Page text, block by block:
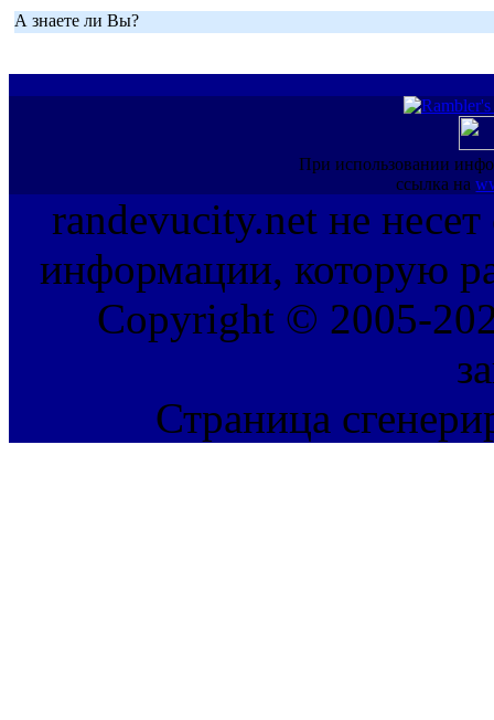
А знаете ли Вы?
При использовании
ссылка на
randevucity.net не несет
информации, которую
Copyright © 2005-
Страница